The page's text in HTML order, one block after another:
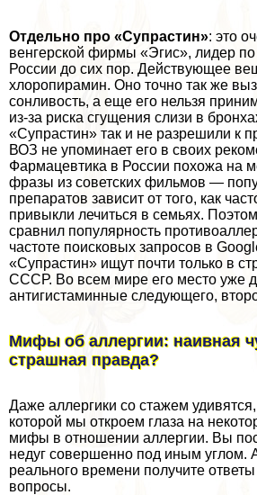
Отдельно про «Супрастин»: это
венгерской фирмы «Эгис», лидер по
России до сих пор. Действующее
хлоропирамин. Оно точно так же
сонливость, а еще его нельзя
из-за риска сгущения слизи в
«Супрастин» так и не разрешили к
ВОЗ не упоминает его в своих
Фармацевтика в России похожа на
фразы из советских фильмов —
препаратов зависит от того, как
привыкли лечиться в семьях.
сравнил популярность
частоте поисковых запросов в
«Супрастин» ищут почти только в
СССР. Во всем мире его место уже
антигистаминные следующего,
Мифы об аллергии: наивная
страшная правда?
Даже аллергики со стажем
которой мы откроем глаза на
мифы в отношении аллергии. Вы
недуг совершенно под иным углом.
реального времени получите
вопросы.